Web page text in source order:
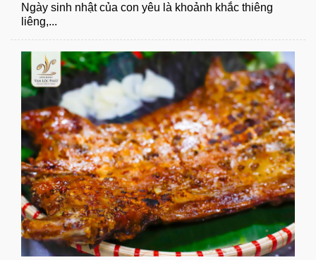
Ngày sinh nhật của con yêu là khoảnh khắc thiêng
liêng,...